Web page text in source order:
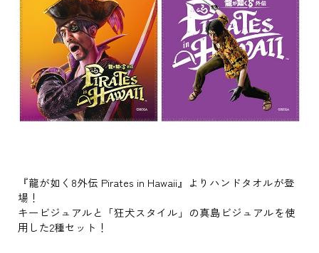
『龍が如く8外伝 Pirates in Hawaii』よりハンドタオルが登
場！
キービジュアルと「狂犬スタイル」の真島ビジュアルを使
用した2種セット！